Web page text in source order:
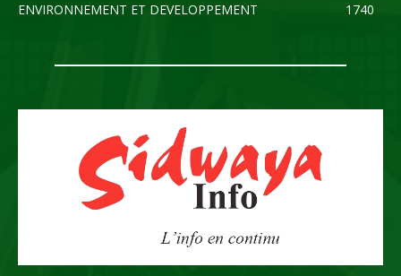
ENVIRONNEMENT ET DEVELOPPEMENT
1740